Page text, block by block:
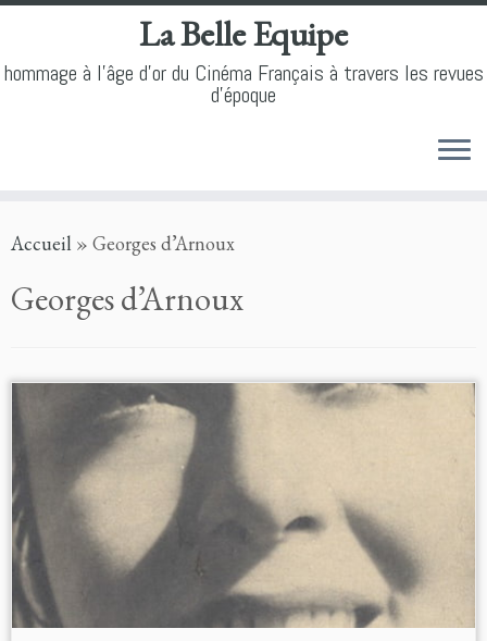
to
La Belle Equipe
hommage à l'âge d'or du Cinéma Français à travers les revues
d'époque
Accueil » Georges d’Arnoux
Georges d’Arnoux